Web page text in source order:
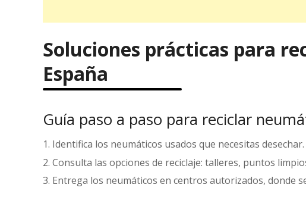
Soluciones prácticas para
España
Guía paso a paso para reciclar
Identifica los neumáticos usados que necesitas desechar.
Consulta las opciones de reciclaje: talleres, puntos
Entrega los neumáticos en centros autorizados, donde